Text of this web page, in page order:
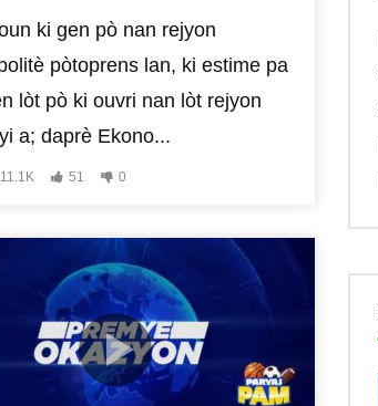
ki gen pò nan rejyon
pòtoprens lan, ki estime pa
lòt pò ki ouvri nan lòt rejyon
a; daprè Ekono...
11.1K 51 0